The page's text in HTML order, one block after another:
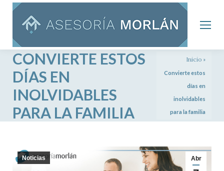
CONVIERTE ESTOS
DÍAS EN
INOLVIDABLES
PARA LA FAMILIA
Inicio »
Convierte estos
días en
inolvidables
para la familia
Abr
Noticias